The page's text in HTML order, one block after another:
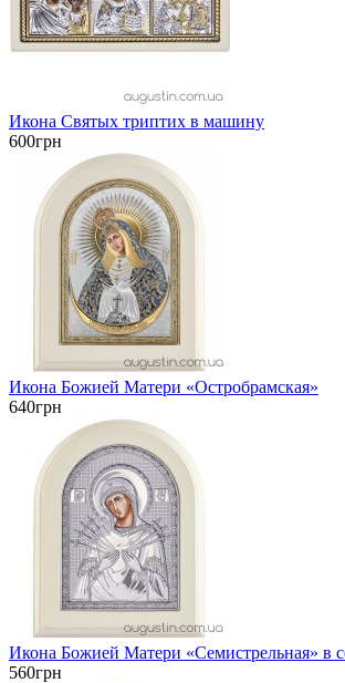
Икона Святых триптих в машину
600грн
Икона Божией Матери «Остробрамская»
640грн
Икона Божией Матери «Семистрельная» в
560грн